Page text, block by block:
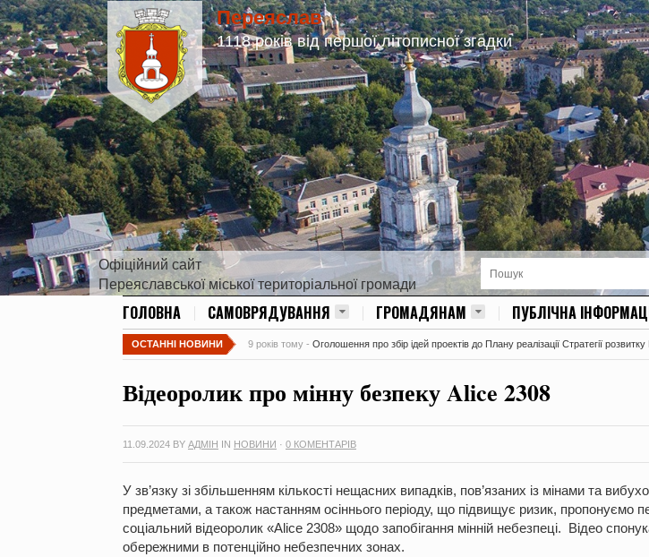
Переяслав
1118 років від першої літописної згадки
Офіційний сайт
Переяславської міської територіальної громади
ГОЛОВНА САМОВРЯДУВАННЯ ГРОМАДЯНАМ ПУБЛІЧНА
ОСТАННІ НОВИНИ 9 років тому - Оголошення про збір ідей проектів до Плану реалізації Стратегії
Відеоролик про мінну безпеку Alice 2308
11.09.2024 BY АДМІН IN НОВИНИ · 0 КОМЕНТАРІВ
У зв’язку зі збільшенням кількості нещасних випадків, пов’язаних із мінами та
предметами, а також настанням осіннього періоду, що підвищує ризик, пропонуємо
соціальний відеоролик «Alice 2308» щодо запобігання мінній небезпеці. Відео
обережними в потенційно небезпечних зонах.